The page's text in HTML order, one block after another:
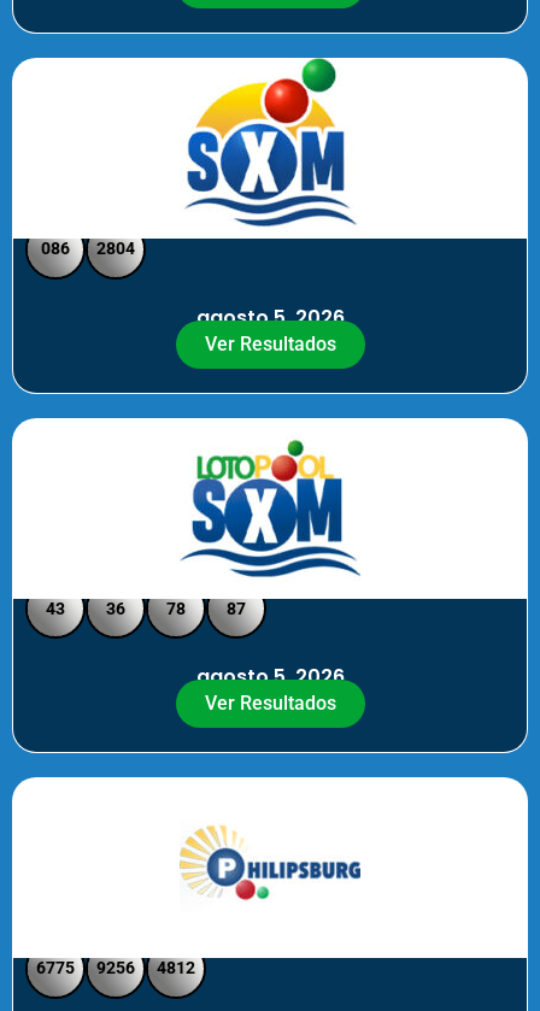
SXM Medio día - Pick 3 Pick 4
086 2804
agosto 5, 2026
Ver Resultados
Loto Pool SXM - Medio Día
43 36 78 87
agosto 5, 2026
Ver Resultados
6775 9256 4812